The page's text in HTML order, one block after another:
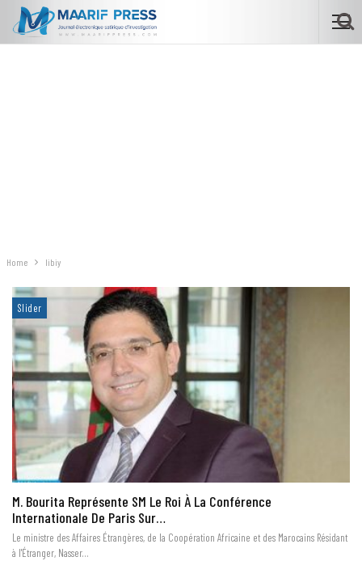
Home libiy
Slider
M. Bourita Représente SM Le Roi À La Conférence
Internationale De Paris Sur…
Le ministre des Affaires Étrangères, de la Coopération Africaine et des Marocains Résidant
à l'Étranger, Nasser…